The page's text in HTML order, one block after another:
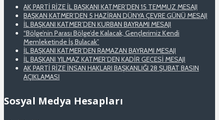
AK PARTİ RİZE İL BAŞKANI KATMER’DEN 15 TEMMUZ MESAJI
BAŞKAN KATMER’DEN 5 HAZİRAN DÜNYA ÇEVRE GÜNÜ MESAJI
İL BAŞKANI KATMER’DEN KURBAN BAYRAMI MESAJI
“Bölge’nin Parası Bölge’de Kalacak, Gençlerimiz Kendi
Memleketinde İş Bulacak”
İL BAŞKANI KATMER’DEN RAMAZAN BAYRAMI MESAJI
İL BAŞKANI YILMAZ KATMER’DEN KADİR GECESİ MESAJI
AK PARTİ RİZE İNSAN HAKLARI BAŞKANLIĞI 28 ŞUBAT BASIN
AÇIKLAMASI
Sosyal Medya Hesapları